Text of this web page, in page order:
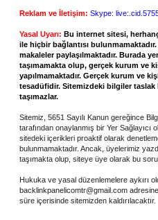
Reklam ve İletişim: Skype:
Yasal Uyarı: Bu internet sitesi,
ile hiçbir bağlantısı bulunmamaktadır.
makaleler paylaşılmaktadır. Burada
taşımamakta olup, gerçek kurum ve
yapılmamaktadır. Gerçek kurum ve
tesadüfidir. Sitemizdeki bilgiler
taşımazlar.
Sitemiz, 5651 Sayılı Kanun gereğince
tarafından onaylanmış bir Yer
sitedeki içerikleri proaktif olarak
bulunmamaktadır. Ancak, üyelerimiz
taşımakta olup, siteye üye olarak bu
Hukuka ve yasal düzenlemelere aykırı
backlinkpanelicomtr@gmail.com
süre içerisinde sitemizden kaldırılacaktır.